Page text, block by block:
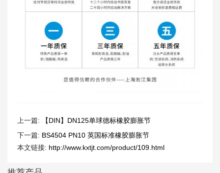
上一篇:
【DIN】DN125单球德标橡胶膨胀节
下一篇: BS4504 PN10 英国标准橡胶膨胀节
本文链接: http://www.kxtjt.com/product/109.html